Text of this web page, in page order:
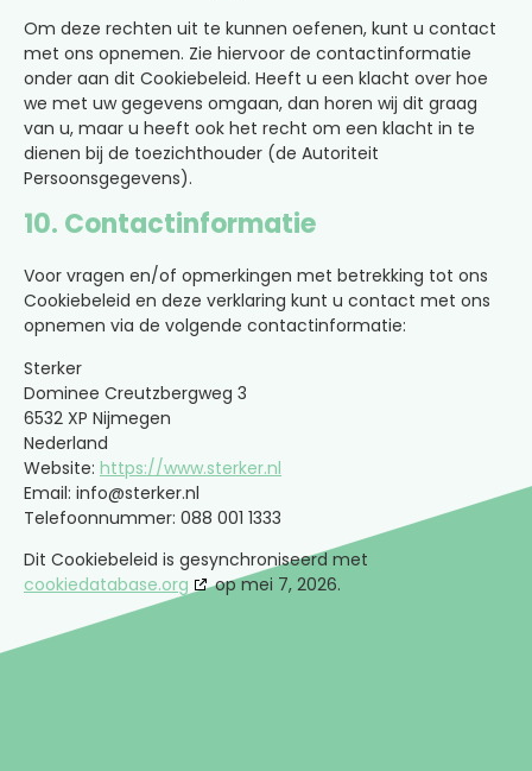
Om deze rechten uit te kunnen oefenen, kunt u contact
met ons opnemen. Zie hiervoor de contactinformatie
onder aan dit Cookiebeleid. Heeft u een klacht over hoe
we met uw gegevens omgaan, dan horen wij dit graag
van u, maar u heeft ook het recht om een klacht in te
dienen bij de toezichthouder (de Autoriteit
Persoonsgegevens).
10. Contactinformatie
Voor vragen en/of opmerkingen met betrekking tot ons
Cookiebeleid en deze verklaring kunt u contact met ons
opnemen via de volgende contactinformatie:
Sterker
Dominee Creutzbergweg 3
6532 XP Nijmegen
Nederland
Website: https://www.sterker.nl
Email: info@sterker.nl
Telefoonnummer: 088 001 1333
Dit Cookiebeleid is gesynchroniseerd met
cookiedatabase.org
op mei 7, 2026.